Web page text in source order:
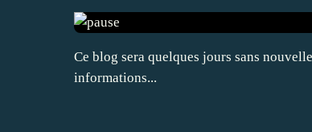
Ce blog sera quelques jours sans
informations...